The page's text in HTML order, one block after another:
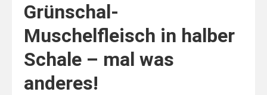
Grünschal-
Muschelfleisch in halber
Schale – mal was
anderes!